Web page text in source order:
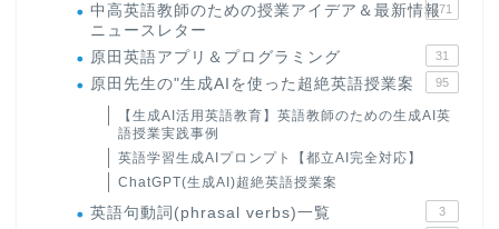
中高英語教師のための授業アイデア＆最新情報
ニュースレター
171
原田英語アプリ＆プログラミング 31
原田先生の"生成AIを使った超絶英語授業案 95
【生成AI活用英語教育】英語教師のための生成AI英
語授業実践事例
英語学習生成AIプロンプト【都立AI完全対応】
ChatGPT(生成AI)超絶英語授業案
英語句動詞(phrasal verbs)一覧 3